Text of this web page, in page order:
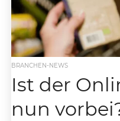
BRANCHEN-NEWS
Ist der
nun